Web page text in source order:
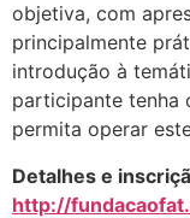
objetiva, com
principalmente
introdução à
participante tenha
permita operar
Detalhes e
http://